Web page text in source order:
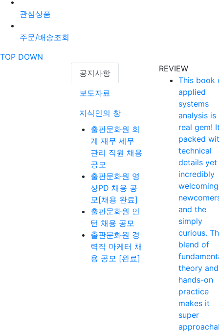
관심상품
주문/배송조회
TOP DOWN
공지사항
보도자료
지식인의 창
출판문화원 회
계 재무 세무
관리 직원 채용
공모
출판문화원 영
상PD 채용 공
모[채용 완료]
출판문화원 인
턴 채용 공모
출판문화원 경
력직 마케터 채
용 공모 [완료]
REVIEW
This book
applied
systems
analysis is
real gem!
packed
technical
details yet
incredibly
and the
simply
curious.
blend of
theory and
hands-on
practice
makes it
super